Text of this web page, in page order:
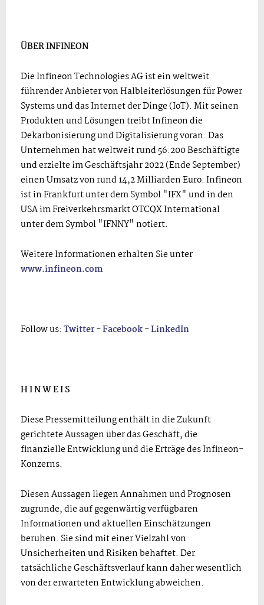
ÜBER INFINEON
Die Infineon Technologies AG ist ein weltweit
führender Anbieter von Halbleiter­lösungen für Power
Systems und das Internet der Dinge (IoT). Mit seinen
Produkten und Lösungen treibt Infineon die
Dekarbonisierung und Digitalisierung voran. Das
Unternehmen hat weltweit rund 56.200 Beschäftigte
und erzielte im Geschäftsjahr 2022 (Ende September)
einen Umsatz von rund 14,2 Milliarden Euro. Infineon
ist in Frankfurt unter dem Symbol "IFX" und in den
USA im Freiverkehrsmarkt OTCQX International
unter dem Symbol "IFNNY" notiert.
Weitere Informationen erhalten Sie unter
www.infineon.com
Follow us: Twitter-Facebook-LinkedIn
H I N W E I S
Diese Pressemitteilung enthält in die Zukunft
gerichtete Aussagen über das Geschäft, die
finanzielle Entwicklung und die Erträge des Infineon-
Konzerns.
Diesen Aussagen liegen Annahmen und Prognosen
zugrunde, die auf gegenwärtig verfügbaren
Informationen und aktuellen Einschätzungen
beruhen. Sie sind mit einer Vielzahl von
Unsicherheiten und Risiken behaftet. Der
tatsächliche Geschäftsverlauf kann daher wesentlich
von der erwarteten Entwicklung abweichen.